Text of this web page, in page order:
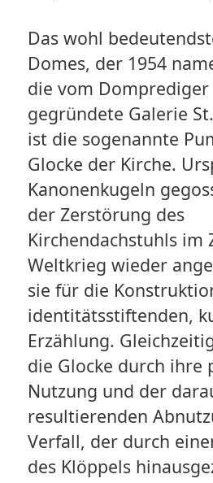
Das wohl
Domes, der 1954
die vom
gegründete Galerie
ist die sogenannte
Glocke der Kirche.
Kanonenkugeln
der Zerstörung des
Kirchendachstuhls im
Weltkrieg wieder
sie für die
identitätsstiftenden,
Erzählung.
die Glocke durch ihre
Nutzung und der
resultierenden
Verfall, der durch
des Klöppels